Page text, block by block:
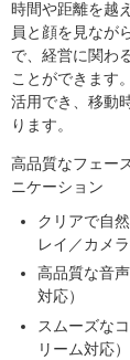
時間や距離を越
員と顔を見なが
で、経営に関わ
ことができます
活用でき、移動
ります。
高品質なフェー
ニケーション
クリアで自
レイ／カメラ
高品質な音
対応）
スムーズな
リーム対応）